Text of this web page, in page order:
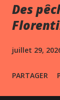
Des
juillet 29,
PARTAGER